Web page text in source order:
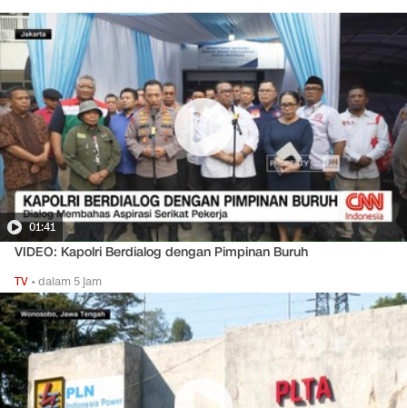
01:41
VIDEO: Kapolri Berdialog dengan Pimpinan Buruh
TV •dalam 5 jam